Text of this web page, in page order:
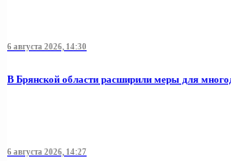
6 августа 2026, 14:30
В Брянской области расширили меры для
6 августа 2026, 14:27